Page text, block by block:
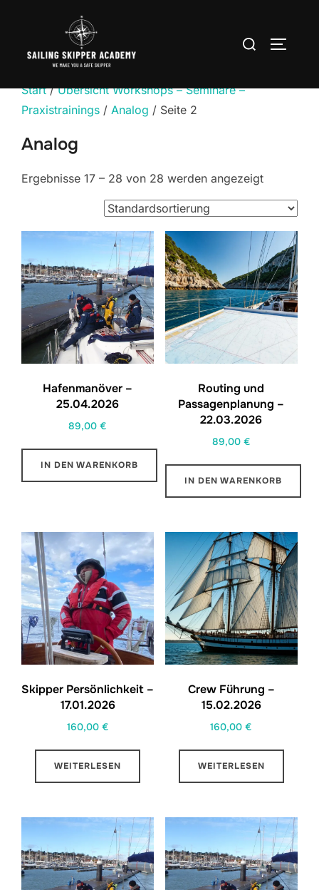
springen
Suchen
Start/Übersicht Workshops – Seminare –
Praxistrainings / Analog / Seite 2
Analog
Ergebnisse 17 – 28 von 28 werden angezeigt
Hafenmanöver –
25.04.2026
89,00€
IN DEN WARENKORB
Routing und
Passagenplanung –
22.03.2026
89,00 €
IN DEN WARENKORB
Skipper Persönlichkeit –
17.01.2026
160,00 €
WEITERLESEN
Crew Führung –
15.02.2026
160,00€
WEITERLESEN